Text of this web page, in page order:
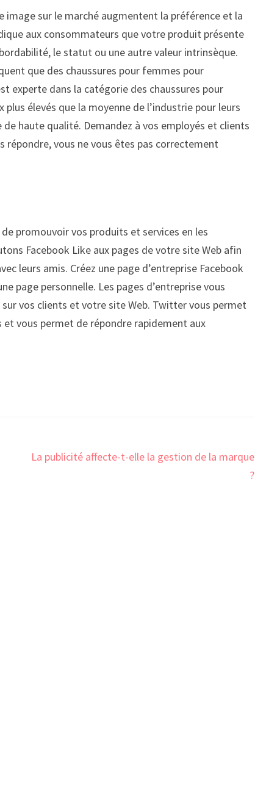
image sur le marché augmentent la préférence et la
aux consommateurs que votre produit présente
le statut ou une autre valeur intrinsèque.
que des chaussures pour femmes pour
experte dans la catégorie des chaussures pour
élevés que la moyenne de l’industrie pour leurs
haute qualité. Demandez à vos employés et clients
répondre, vous ne vous êtes pas correctement
promouvoir vos produits et services en les
Facebook Like aux pages de votre site Web afin
leurs amis. Créez une page d’entreprise Facebook
page personnelle. Les pages d’entreprise vous
vos clients et votre site Web. Twitter vous permet
et vous permet de répondre rapidement aux
La publicité affecte-t-elle la gestion de la marque
?